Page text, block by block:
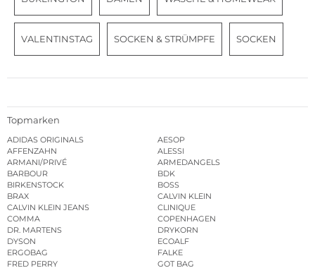
VALENTINSTAG SOCKEN & STRÜMPFE SOCKEN
Topmarken
ADIDAS ORIGINALS
AESOP
AFFENZAHN
ALESSI
ARMANI/PRIVÉ
ARMEDANGELS
BARBOUR
BDK
BIRKENSTOCK
BOSS
BRAX
CALVIN KLEIN
CALVIN KLEIN JEANS
CLINIQUE
COMMA
COPENHAGEN
DR. MARTENS
DRYKORN
DYSON
ECOALF
ERGOBAG
FALKE
FRED PERRY
GOT BAG